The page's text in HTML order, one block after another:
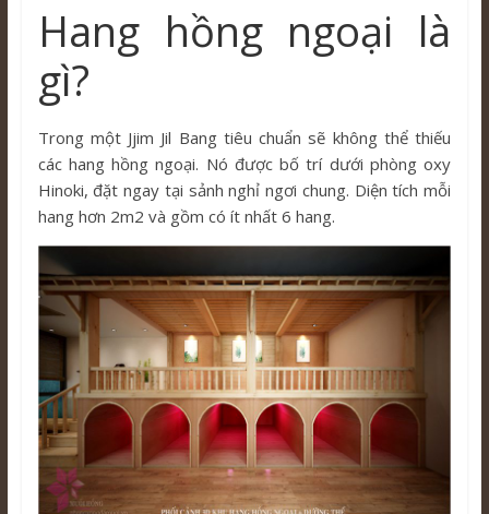
Hang hồng ngoại là
gì?
Trong một Jjim Jil Bang tiêu chuẩn sẽ không thể thiếu
các hang hồng ngoại. Nó được bố trí dưới phòng oxy
Hinoki, đặt ngay tại sảnh nghỉ ngơi chung. Diện tích mỗi
hang hơn 2m2 và gồm có ít nhất 6 hang.